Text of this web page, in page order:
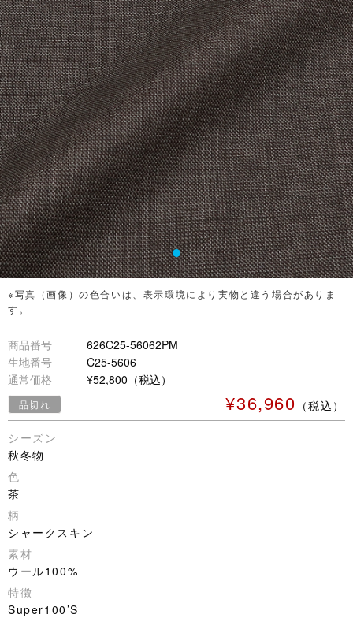
※写真（画像）の色合いは、表示環境により実物と違う場合がありま
す。
商品番号
626C25-56062PM
生地番号
C25-5606
通常価格
¥52,800（税込）
¥36,960 （税込）
品切れ
シーズン
秋冬物
色
茶
柄
シャークスキン
素材
ウール100%
特徴
Super100’S